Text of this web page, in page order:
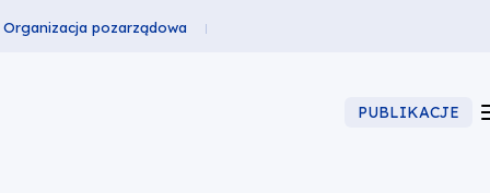
Organizacja pozarządowa
PUBLIKACJE